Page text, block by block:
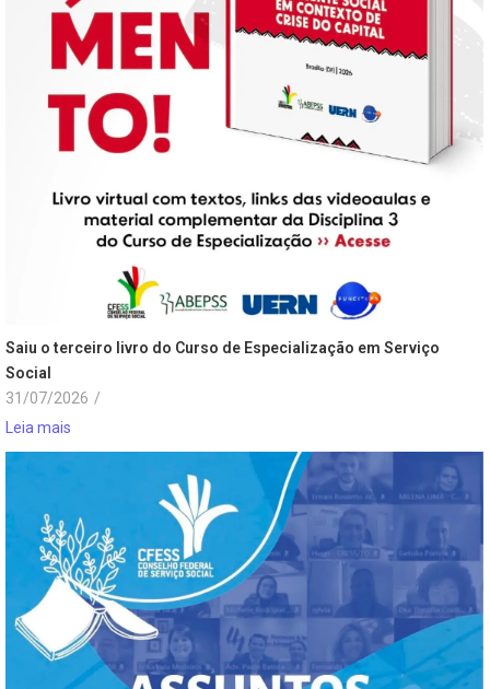
Saiu o terceiro livro do Curso de Especialização em Serviço
Social
31/07/2026 /
Leia mais